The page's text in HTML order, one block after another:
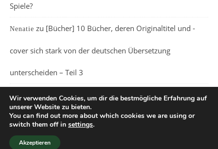
Spiele?
Nenatie zu [Bücher] 10 Bücher, deren Originaltitel und -
cover sich stark von der deutschen Übersetzung
unterscheiden – Teil 3
Wir verwenden Cookies, um dir die bestmögliche Erfahrung auf
unserer Website zu bieten.
You can find out more about which cookies we are using or
switch them off in settings.
Akzeptieren